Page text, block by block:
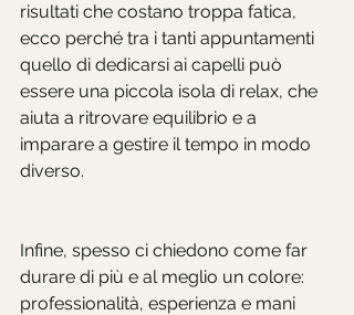
risultati che costano troppa fatica,
ecco perché tra i tanti appuntamenti
quello di dedicarsi ai capelli può
essere una piccola isola di relax, che
aiuta a ritrovare equilibrio e a
imparare a gestire il tempo in modo
diverso.
Infine, spesso ci chiedono come far
durare di più e al meglio un colore:
professionalità, esperienza e mani